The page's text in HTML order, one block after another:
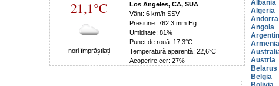
21,1°C
nori împrăștiați
Los Angeles, CA, SUA
Vânt: 6 km/h SSV
Presiune: 762,3 mm Hg
Umiditate: 81%
Punct de rouă: 17,3°C
Temperatură aparentă: 22,6°C
Acoperire cer: 27%
Albania
Algeria
Andorra
Angola
Armenia
Austria
Belarus
Belgia